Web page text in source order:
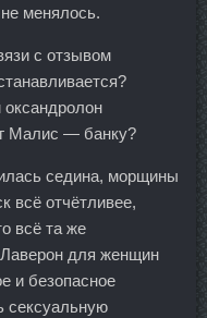
менялось.
с отзывом
Малис — банку?
седина, морщины
всё отчётливее,
всё та же
для женщин
и безопасное
сексуальную